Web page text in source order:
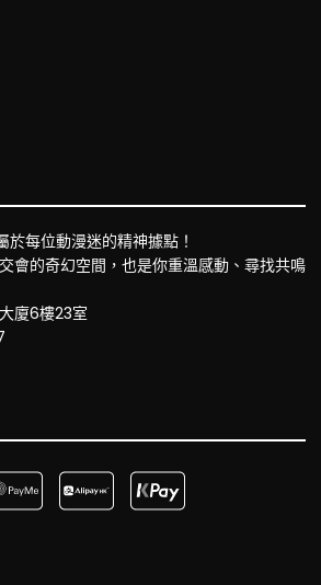
每位動漫迷的精神據點！
會的奇幻空間，也是你重溫感動、尋找共鳴
廈6樓23室